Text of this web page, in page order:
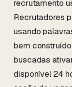
recrutamento
Recrutadores
usando
bem
buscadas
disponível 24